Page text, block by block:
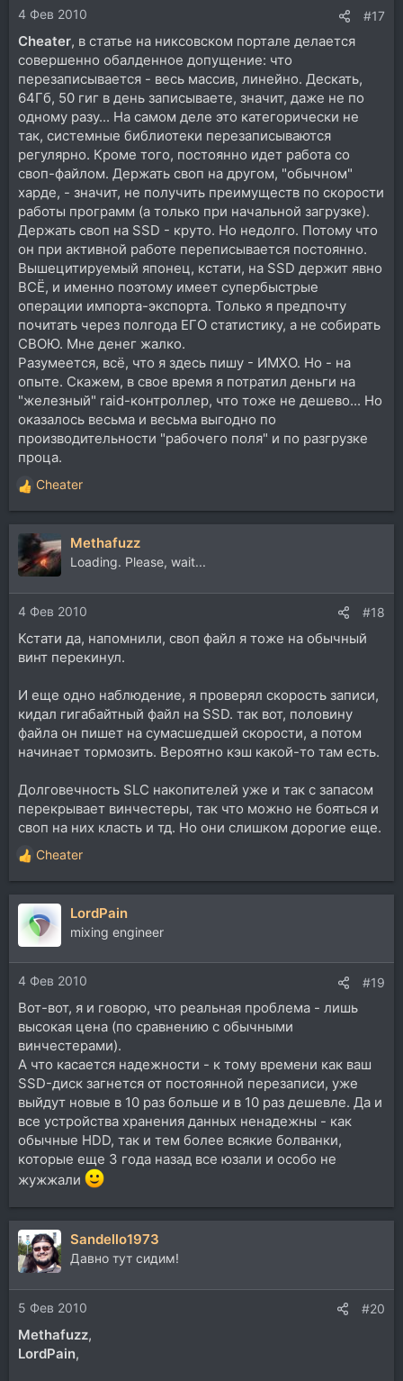
4 Фев 2010 #17
Cheater, в статье на никсовском портале делается
совершенно обалденное допущение: что
перезаписывается - весь массив, линейно. Дескать,
64Гб, 50 гиг в день записываете, значит, даже не по
одному разу... На самом деле это категорически не
так, системные библиотеки перезаписываются
регулярно. Кроме того, постоянно идет работа со
своп-файлом. Держать своп на другом, "обычном"
харде, - значит, не получить преимуществ по скорости
работы программ (а только при начальной загрузке).
Держать своп на SSD - круто. Но недолго. Потому что
он при активной работе переписывается постоянно.
Вышецитируемый японец, кстати, на SSD держит явно
ВСЁ, и именно поэтому имеет супербыстрые
операции импорта-экспорта. Только я предпочту
почитать через полгода ЕГО статистику, а не собирать
СВОЮ. Мне денег жалко.
Разумеется, всё, что я здесь пишу - ИМХО. Но - на
опыте. Скажем, в свое время я потратил деньги на
"железный" raid-контроллер, что тоже не дешево... Но
оказалось весьма и весьма выгодно по
производительности "рабочего поля" и по разгрузке
проца.
Р
е
а
к
ц
и
и
:
Cheater
Methafuzz
Loading. Please, wait...
4 Фев 2010 #18
Кстати да, напомнили, своп файл я тоже на обычный
винт перекинул.
И еще одно наблюдение, я проверял скорость записи,
кидал гигабайтный файл на SSD. так вот, половину
файла он пишет на сумасшедшей скорости, а потом
начинает тормозить. Вероятно кэш какой-то там есть.
Долговечность SLC накопителей уже и так с запасом
перекрывает винчестеры, так что можно не бояться и
своп на них класть и тд. Но они слишком дорогие еще.
Р
е
а
ц
и
и
:
Cheater
LordPain
mixing engineer
4 Фев 2010 #19
Вот-вот, я и говорю, что реальная проблема - лишь
высокая цена (по сравнению с обычными
винчестерами).
А что касается надежности - к тому времени как ваш
SSD-диск загнется от постоянной перезаписи, уже
выйдут новые в 10 раз больше и в 10 раз дешевле. Да и
все устройства хранения данных ненадежны - как
обычные HDD, так и тем более всякие болванки,
которые еще 3 года назад все юзали и особо не
жужжали
Sandello1973
Давно тут сидим!
5 Фев 2010 #20
Methafuzz,
LordPain,